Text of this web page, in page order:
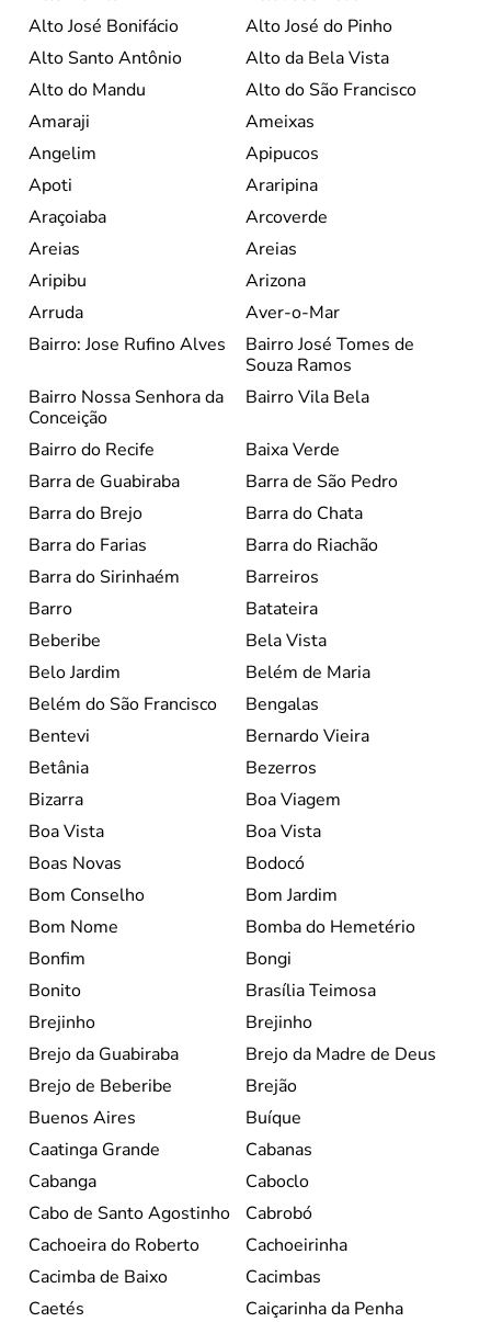
Alto José Bonifácio
Alto José do Pinho
Alto Santo Antônio
Alto da Bela Vista
Alto do Mandu
Alto do São Francisco
Amaraji
Ameixas
Angelim
Apipucos
Apoti
Araripina
Araçoiaba
Arcoverde
Areias
Areias
Aripibu
Arizona
Arruda
Aver-o-Mar
Bairro: Jose Rufino Alves
Bairro José Tomes de
Souza Ramos
Bairro Nossa Senhora da
Conceição
Bairro Vila Bela
Bairro do Recife
Baixa Verde
Barra de Guabiraba
Barra de São Pedro
Barra do Brejo
Barra do Chata
Barra do Farias
Barra do Riachão
Barra do Sirinhaém
Barreiros
Barro
Batateira
Beberibe
Bela Vista
Belo Jardim
Belém de Maria
Belém do São Francisco
Bengalas
Bentevi
Bernardo Vieira
Betânia
Bezerros
Bizarra
Boa Viagem
Boa Vista
Boa Vista
Boas Novas
Bodocó
Bom Conselho
Bom Jardim
Bom Nome
Bomba do Hemetério
Bonfim
Bongi
Bonito
Brasília Teimosa
Brejinho
Brejinho
Brejo da Guabiraba
Brejo da Madre de Deus
Brejo de Beberibe
Brejão
Buenos Aires
Buíque
Caatinga Grande
Cabanas
Cabanga
Caboclo
Cabo de Santo Agostinho
Cabrobó
Cachoeira do Roberto
Cachoeirinha
Cacimba de Baixo
Cacimbas
Caetés
Caiçarinha da Penha